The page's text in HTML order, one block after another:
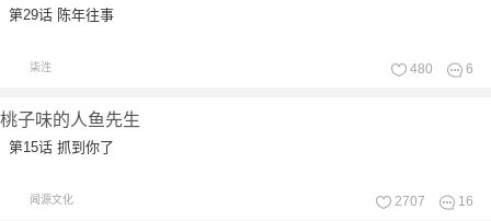
第29话 陈年往事
柒泩 480 6
桃子味的人鱼先生
第15话 抓到你了
闻源文化 2707 16